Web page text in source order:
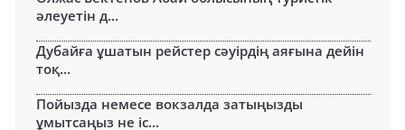
әлеуетін д...
Дубайға ұшатын рейстер сәуірдің аяғына дейін
тоқ...
Пойызда немесе вокзалда затыңызды
ұмытсаңыз не іс...